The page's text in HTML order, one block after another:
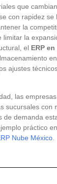
que
con rapidez
la
limitar la
el ERP
ajustes
las
sucursales con
de demanda
práctico
Nube México